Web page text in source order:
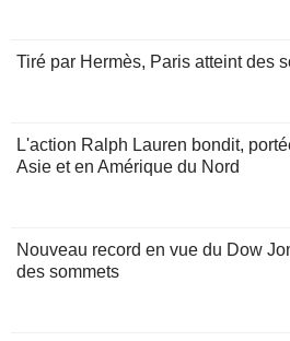
Tiré par Hermès, Paris atteint des
L'action Ralph Lauren bondit,
Asie et en Amérique du Nord
Nouveau record en vue du Dow
des sommets